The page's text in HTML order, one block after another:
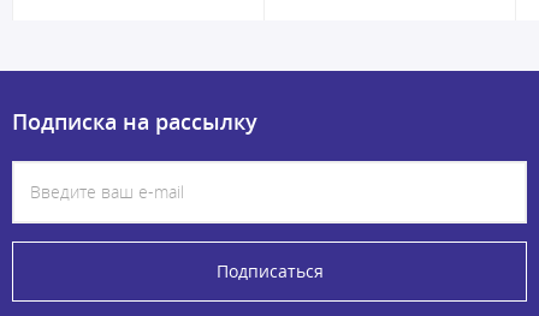
Подписка на рассылку
Подписаться